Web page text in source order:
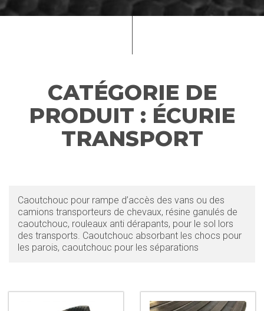
CATÉGORIE DE
PRODUIT : ÉCURIE
TRANSPORT
Caoutchouc pour rampe d’accès des vans ou des
camions transporteurs de chevaux, résine ganulés de
caoutchouc, rouleaux anti dérapants, pour le sol lors
des transports. Caoutchouc absorbant les chocs pour
les parois, caoutchouc pour les séparations